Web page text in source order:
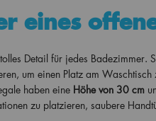
eines
Detail für jedes Badezimmer.
um einen Platz am
haben eine Höhe von 30 cm
zu platzieren, saubere